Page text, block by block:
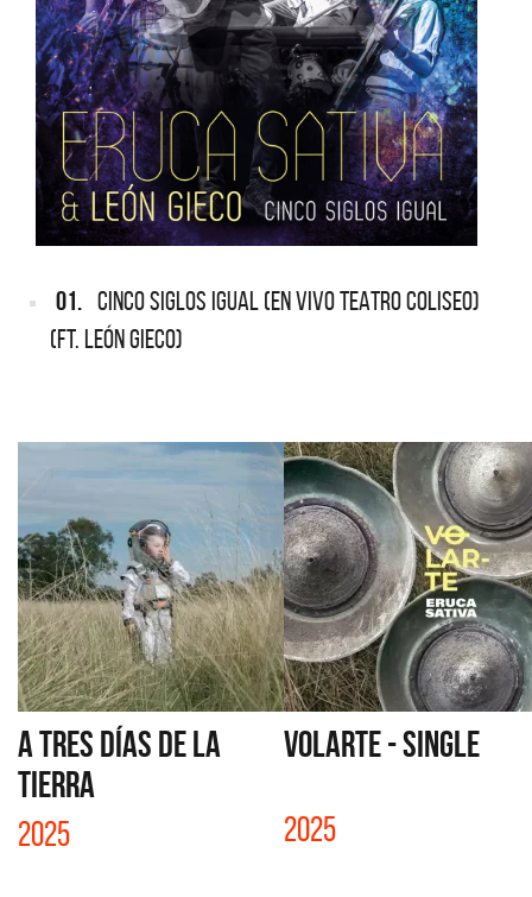
01. CINCO SIGLOS IGUAL (EN VIVO TEATRO COLISEO)
(FT. LEÓN GIECO)
A TRES DÍAS DE LA
TIERRA
2025
VOLARTE - SINGLE
2025